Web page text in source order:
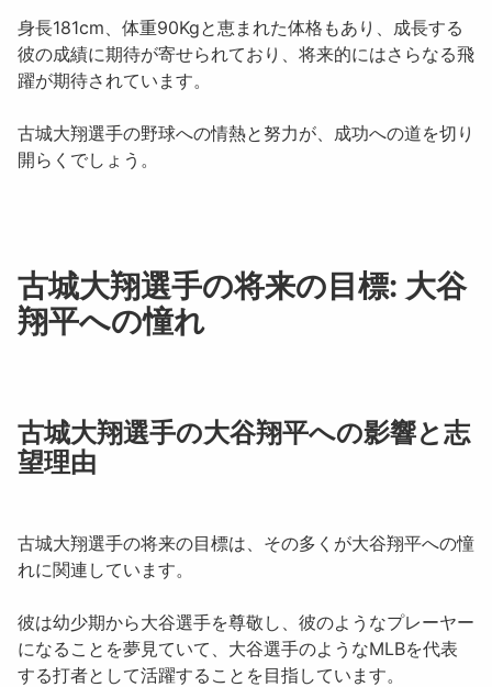
身長181cm、体重90Kgと恵まれた体格もあり、成長する
彼の成績に期待が寄せられており、将来的にはさらなる飛
躍が期待されています。
古城大翔選手の野球への情熱と努力が、成功への道を切り
開らくでしょう。
古城大翔選手の将来の目標: 大谷
翔平への憧れ
古城大翔選手の大谷翔平への影響と志
望理由
古城大翔選手の将来の目標は、その多くが大谷翔平への憧
れに関連しています。
彼は幼少期から大谷選手を尊敬し、彼のようなプレーヤー
になることを夢見ていて、大谷選手のようなMLBを代表
する打者として活躍することを目指しています。